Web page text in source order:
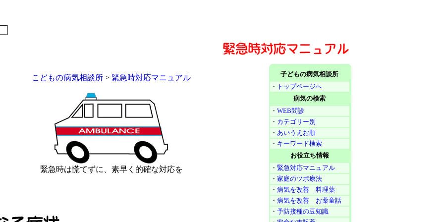
こどもの病気相談所 > 緊急時対応マニュアル
緊急時は慌てずに、素早く的確な対応を
子どもの病気相談所
・ トップページへ
病気の検索
・ WEB問診
・ カテゴリー別
・ あいうえお順
・ キーワード検索
お役立ち情報
・ 緊急対応マニュアル
・ 家庭のツボ療法
・ 病気を改善 料理薬
・ 病気を改善 お薬童話
・ 予防接種の豆知識